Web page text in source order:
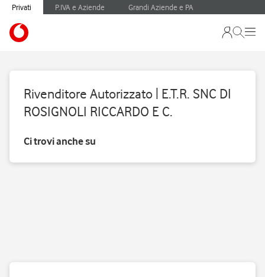
Privati P.IVA e Aziende Grandi Aziende e PA
Rivenditore Autorizzato | E.T.R. SNC DI
ROSIGNOLI RICCARDO E C.
Ci trovi anche su